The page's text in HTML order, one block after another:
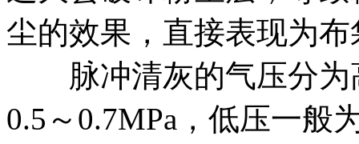
尘的效果，直接表现为
脉冲清灰的气压分为
0.5～0.7MPa，低压一般